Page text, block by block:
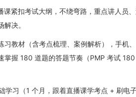
课紧扣考试大纲，不绕弯路，重点讲人员
决。
习教材（含考点梳理、案例解析），手机
掌握 180 道题的答题节奏（PMP 考试 180
学习（1 个月，跟着直播课学考点 + 刷电